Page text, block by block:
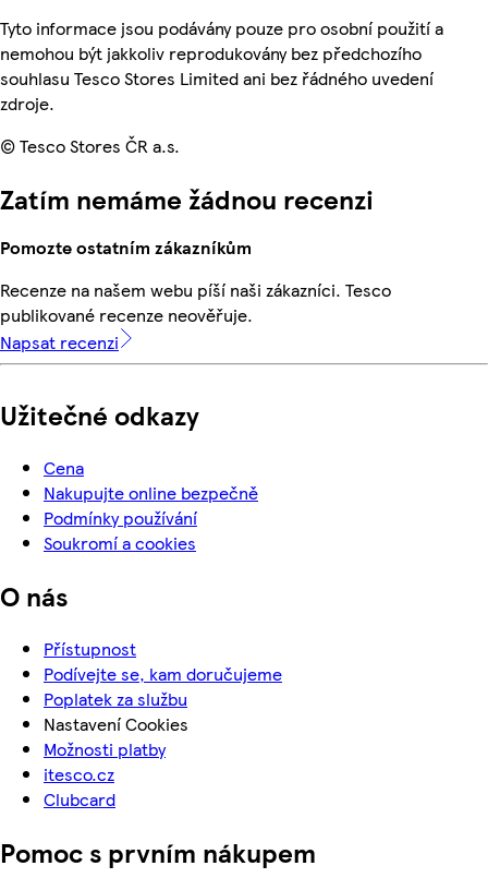
Tyto informace jsou podávány pouze pro osobní použití a
nemohou být jakkoliv reprodukovány bez předchozího
souhlasu Tesco Stores Limited ani bez řádného uvedení
zdroje.
© Tesco Stores ČR a.s.
Zatím nemáme žádnou recenzi
Pomozte ostatním zákazníkům
Recenze na našem webu píší naši zákazníci. Tesco
publikované recenze neověřuje.
Napsat recenzi
Užitečné odkazy
Cena
Nakupujte online bezpečně
Podmínky používání
Soukromí a cookies
O nás
Přístupnost
Podívejte se, kam doručujeme
Poplatek za službu
Nastavení Cookies
Možnosti platby
itesco.cz
Clubcard
Pomoc s prvním nákupem